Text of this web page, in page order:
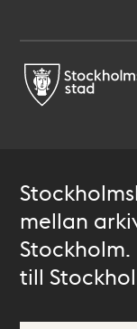
mellan
till